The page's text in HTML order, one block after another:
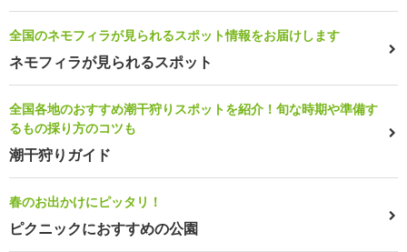
全国のネモフィラが見られるスポット情報をお届けします
ネモフィラが見られるスポット
全国各地のおすすめ潮干狩りスポットを紹介！旬な時期や準備す
るもの採り方のコツも
潮干狩りガイド
春のお出かけにピッタリ！
ピクニックにおすすめの公園